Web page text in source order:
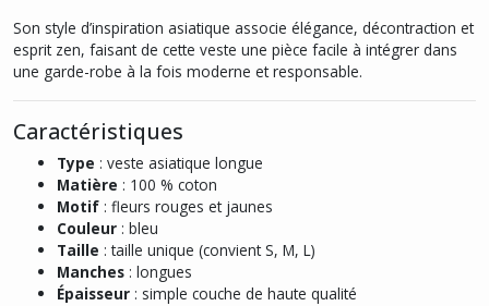
Son style d’inspiration asiatique associe élégance, décontraction et
esprit zen, faisant de cette veste une pièce facile à intégrer dans
une garde-robe à la fois moderne et responsable.
Caractéristiques
Type : veste asiatique longue
Matière : 100 % coton
Motif : fleurs rouges et jaunes
Couleur : bleu
Taille : taille unique (convient S, M, L)
Manches : longues
Épaisseur : simple couche de haute qualité